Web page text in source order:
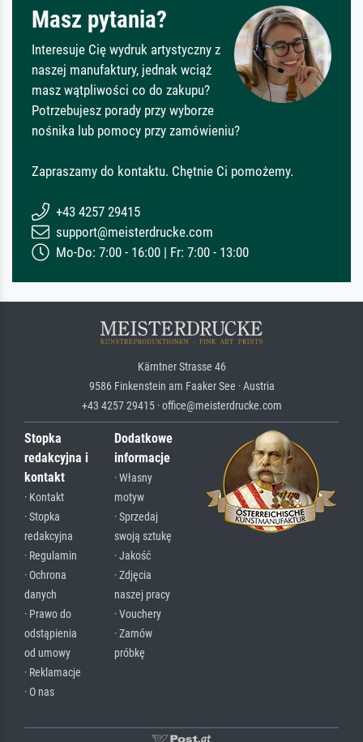
Masz pytania?
Interesuje Cię wydruk artystyczny z
naszej manufaktury, jednak wciąż
masz wątpliwości co do zakupu?
Potrzebujesz porady przy wyborze
nośnika lub pomocy przy zamówieniu?
Zapraszamy do kontaktu. Chętnie Ci pomożemy.
+43 4257 29415
support@meisterdrucke.com
Mo-Do: 7:00 - 16:00 | Fr: 7:00 - 13:00
Kärntner Strasse 46
9586 Finkenstein am Faaker See · Austria
+43 4257 29415 · office@meisterdrucke.com
Stopka
redakcyjna i
kontakt
· Kontakt
· Stopka
redakcyjna
· Regulamin
· Ochrona
danych
· Prawo do
odstąpienia
od umowy
· Reklamacje
· O nas
Dodatkowe
informacje
· Własny
motyw
· Sprzedaj
swoją sztukę
· Jakość
· Zdjęcia
naszej pracy
· Vouchery
· Zamów
próbkę